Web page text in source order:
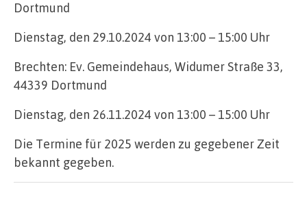
Dortmund
Dienstag, den 29.10.2024 von 13:00 – 15:00 Uhr
Brechten: Ev. Gemeindehaus, Widumer Straße 33,
44339 Dortmund
Dienstag, den 26.11.2024 von 13:00 – 15:00 Uhr
Die Termine für 2025 werden zu gegebener Zeit
bekannt gegeben.